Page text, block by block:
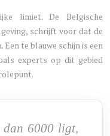
limiet. De Belgische
schrijft voor dat de
te blauwe schijn is een
experts op dit gebied
dan 6000 ligt,